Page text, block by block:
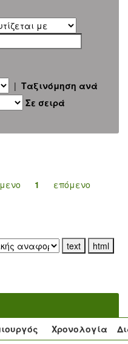
| Ταξινόμηση ανά
Σε σειρά
1 επόμενο
Χρονολογία